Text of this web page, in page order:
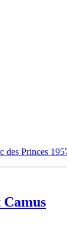
des Princes